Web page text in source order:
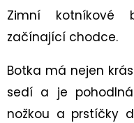
Zimní kotníkové
začínající chodce.
Botka má nejen
sedí a je
nožkou a prstíčky
CELOROČNÍ
BOTA
TRACE
006042
ROT/ORANGE
2
230